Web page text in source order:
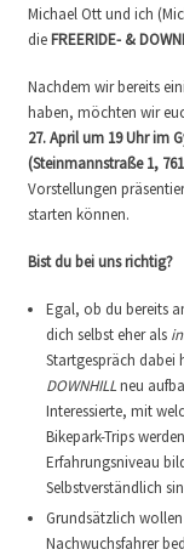
Michael Ott und ich
dieFREERIDE- &
Nachdem wir bereits
haben, möchten wir
27. April um 19 Uhr im
(Steinmannstraße 1,
Vorstellungen
starten können.
Bist du bei uns richtig?
Egal, ob du bereits
dich selbst eher als
Startgespräch dabei
DOWNHILLneu
Interessierte, mit
Bikepark-Trips
Erfahrungsniveau
Selbstverständlich
Grundsätzlich
Nachwuchsfahrer